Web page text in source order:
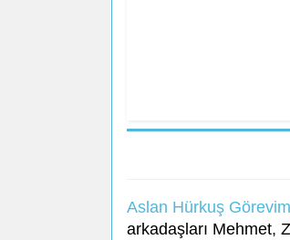
Aslan Hürkuş
arkadaşları Mehmet,